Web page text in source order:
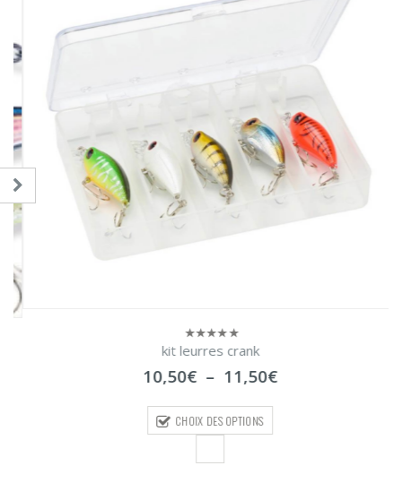
0
5
kit leurres crank
10,50€ – 11,50€Plage
prix :
à
CHOIX DES OPTIONS